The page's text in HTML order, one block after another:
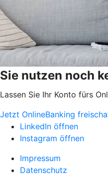
Sie nutzen noch
Lassen Sie Ihr Konto fürs
Jetzt OnlineBanking
LinkedIn öffnen
Instagram öffnen
Impressum
Datenschutz